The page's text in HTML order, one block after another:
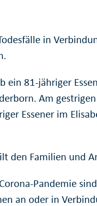
in
ein 81-jähriger
Am
Essener im
den Familien und
Pandemie
an oder in